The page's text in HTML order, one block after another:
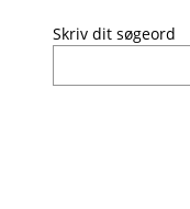
Skriv dit søgeord